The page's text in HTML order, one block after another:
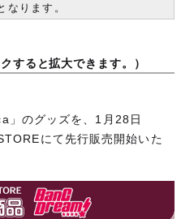
ります。
すると拡大できます。）
」のグッズを、1月28日
にて先行販売開始いた